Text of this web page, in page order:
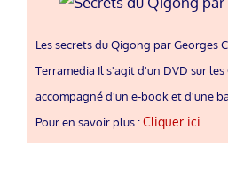
Les secrets du Qigong par Georges
Terramedia Il s'agit d'un DVD sur les
accompagné d'un e-book et d'une
Pour en savoir plus :Cliquer ici